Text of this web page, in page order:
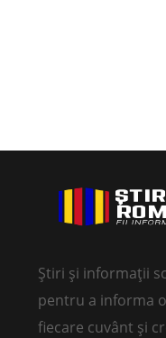
Știri și informații
pentru a informa
fiecare cuvânt și